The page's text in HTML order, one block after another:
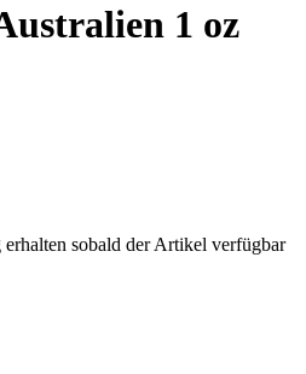
1 oz
sobald der Artikel verfügbar